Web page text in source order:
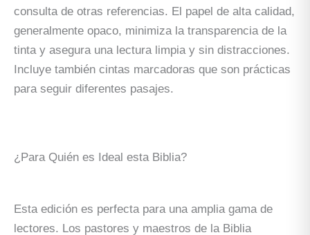
consulta de otras referencias. El papel de alta calidad,
generalmente opaco, minimiza la transparencia de la
tinta y asegura una lectura limpia y sin distracciones.
Incluye también cintas marcadoras que son prácticas
para seguir diferentes pasajes.
¿Para Quién es Ideal esta Biblia?
Esta edición es perfecta para una amplia gama de
lectores. Los pastores y maestros de la Biblia